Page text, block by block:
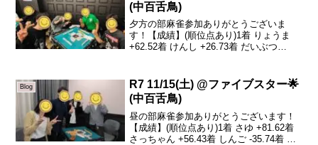
(中百舌鳥)
夕方の部麻雀参加ありがとうございま
す！【成績】(順位点あり)1着 りょうま
+62.52着 けんし +26.73着 だいぶつ
ございます🎉この卓ではなん...
Blog
R7 11/15(土) @ファイブスター🌟
(中百舌鳥)
昼の部麻雀参加ありがとうございます！
【成績】(順位点あり)1着 さゆ +81.62着
さっちゃん +56.43着 しんご -35.74着 け